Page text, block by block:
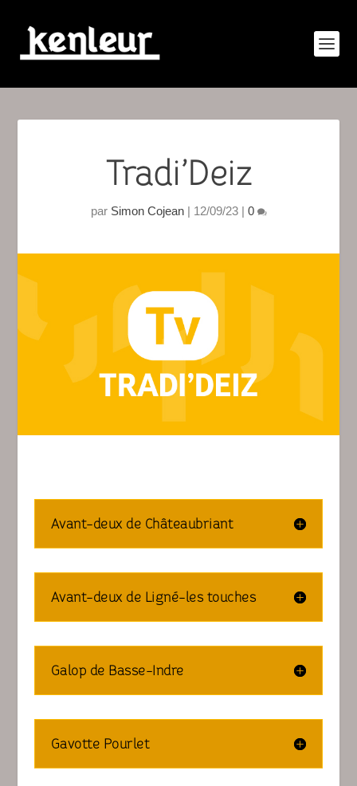
Tradi’Deiz
par Simon Cojean| 12/09/23| 0
Avant-deux de Châteaubriant
Avant-deux de Ligné-les touches
Galop de Basse-Indre
Gavotte Pourlet